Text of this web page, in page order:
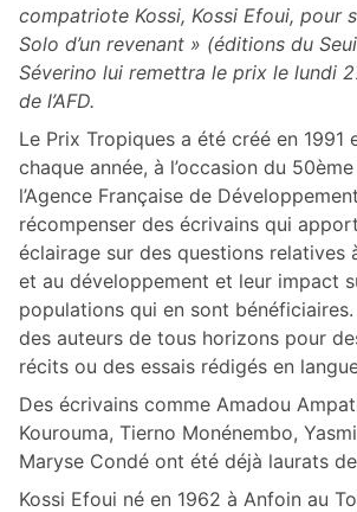
compatriote Kossi, Kossi Efoui, pour
Solo d’un revenant » (éditions du
Séverino lui remettra le prix le lundi
de l’AFD.
Le Prix Tropiques a été créé en 1991
chaque année, à l’occasion du
l’Agence Française de
récompenser des écrivains qui
éclairage sur des questions relatives
et au développement et leur impact
populations qui en sont
des auteurs de tous horizons pour
récits ou des essais rédigés en
Des écrivains comme Amadou
Kourouma, Tierno Monénembo,
Maryse Condé ont été déjà laurats
Kossi Efoui né en 1962 à Anfoin au